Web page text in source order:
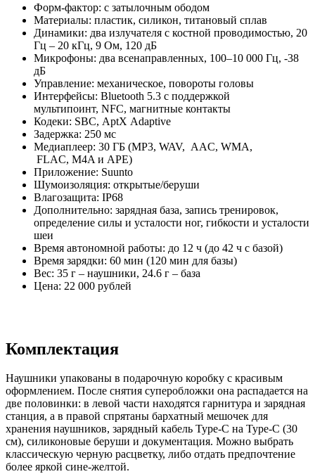
Форм-фактор: с затылочным ободом
Материалы: пластик, силикон, титановый сплав
Динамики: два излучателя с костной проводимостью, 20
Гц – 20 кГц, 9 Ом, 120 дБ
Микрофоны: два всенаправленных, 100–10 000 Гц, -38
дБ
Управление: механическое, повороты головы
Интерфейсы: Bluetooth 5.3 с поддержкой
мультипоинт, NFC, магнитные контакты
Кодеки: SBC, AptX Adaptive
Задержка: 250 мс
Медиаплеер: 30 ГБ (MP3, WAV, AAC, WMA,
FLAC, M4A и APE)
Приложение: Suunto
Шумоизоляция: открытые/беруши
Влагозащита: IP68
Дополнительно: зарядная база, запись тренировок,
определение силы и усталости ног, гибкости и усталости
шеи
Время автономной работы: до 12 ч (до 42 ч с базой)
Время зарядки: 60 мин (120 мин для базы)
Вес: 35 г – наушники, 24.6 г – база
Цена: 22 000 рублей
Комплектация
Наушники упакованы в подарочную коробку с красивым
оформлением. После снятия суперобложки она распадается на
две половинки: в левой части находятся гарнитура и зарядная
станция, а в правой спрятаны бархатный мешочек для
хранения наушников, зарядный кабель Type-C на Type-C (30
см), силиконовые беруши и документация. Можно выбрать
классическую черную расцветку, либо отдать предпочтение
более яркой сине-желтой.